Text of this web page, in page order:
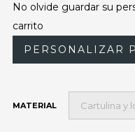
No olvide guardar su
carrito
PERSONALIZAR
MATERIAL